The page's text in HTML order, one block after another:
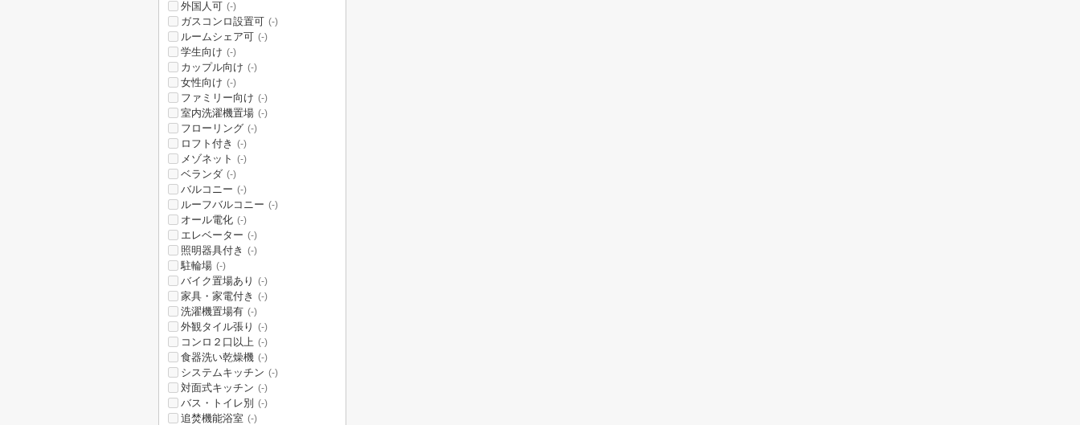
外国人可 (-)
ガスコンロ設置可 (-)
ルームシェア可 (-)
学生向け (-)
カップル向け (-)
女性向け (-)
ファミリー向け (-)
室内洗濯機置場 (-)
フローリング (-)
ロフト付き (-)
メゾネット (-)
ベランダ (-)
バルコニー (-)
ルーフバルコニー (-)
オール電化 (-)
エレベーター (-)
照明器具付き (-)
駐輪場 (-)
バイク置場あり (-)
家具・家電付き (-)
洗濯機置場有 (-)
外観タイル張り (-)
コンロ２口以上 (-)
食器洗い乾燥機 (-)
システムキッチン (-)
対面式キッチン (-)
バス・トイレ別 (-)
追焚機能浴室 (-)